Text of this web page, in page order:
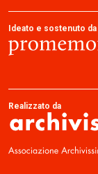
Ideato e sostenuto da
Realizzato da